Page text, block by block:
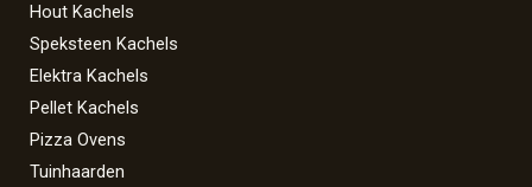
Hout Kachels
Speksteen Kachels
Elektra Kachels
Pellet Kachels
Pizza Ovens
Tuinhaarden